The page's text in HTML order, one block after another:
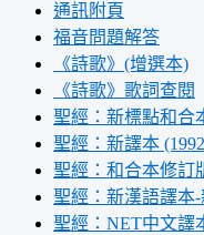
通訊附頁
福音問題解答
《詩歌》(增選本)
《詩歌》歌詞查閱
聖經：新標點和合
聖經：新譯本
聖經：和合本修訂
聖經：新漢語譯本-
聖經：NET中文譯